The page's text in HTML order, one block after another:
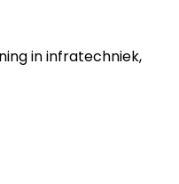
in infratechniek,